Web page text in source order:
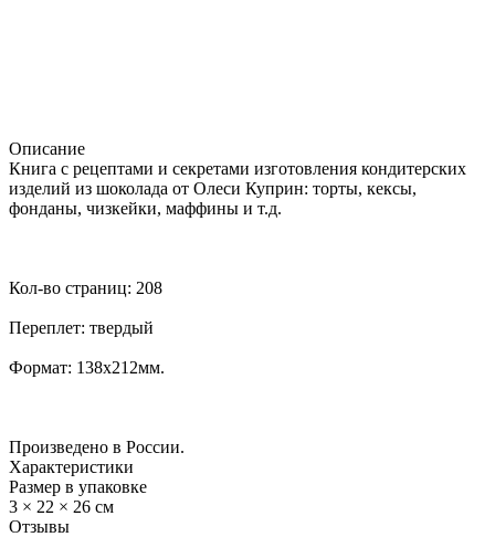
Описание
Книга с рецептами и секретами изготовления кондитерских
изделий из шоколада от Олеси Куприн: торты, кексы,
фонданы, чизкейки, маффины и т.д.
Кол-во страниц: 208
Переплет: твердый
Формат: 138х212мм.
Произведено в России.
Характеристики
Размер в упаковке
3 × 22 × 26 см
Отзывы